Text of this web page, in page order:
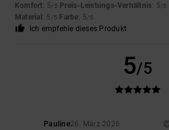
Komfort: 5/5 Preis-Leistungs-Verhältnis: 5/5
Material : 5 /5 Farbe: 5/5
Ich empfehle dieses Produkt
5/5
Pauline26. März 2026